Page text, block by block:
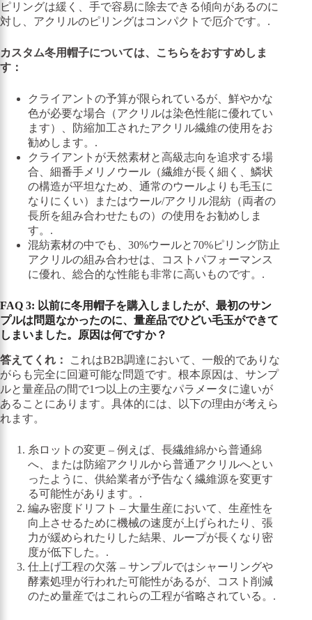
ピリングは緩く、手で容易に除去できる傾向があるのに
対し、アクリルのピリングはコンパクトで厄介です。.
カスタム冬用帽子については、こちらをおすすめしま
す：
クライアントの予算が限られているが、鮮やかな
色が必要な場合（アクリルは染色性能に優れてい
ます）、防縮加工されたアクリル繊維の使用をお
勧めします。.
クライアントが天然素材と高級志向を追求する場
合、細番手メリノウール（繊維が長く細く、鱗状
の構造が平坦なため、通常のウールよりも毛玉に
なりにくい）またはウール/アクリル混紡（両者の
長所を組み合わせたもの）の使用をお勧めしま
す。.
混紡素材の中でも、30%ウールと70%ピリング防止
アクリルの組み合わせは、コストパフォーマンス
に優れ、総合的な性能も非常に高いものです。.
FAQ 3: 以前に冬用帽子を購入しましたが、最初のサン
プルは問題なかったのに、量産品でひどい毛玉ができて
しまいました。原因は何ですか？
答えてくれ：
これはB2B調達において、一般的でありな
がらも完全に回避可能な問題です。根本原因は、サンプ
ルと量産品の間で1つ以上の主要なパラメータに違いが
あることにあります。具体的には、以下の理由が考えら
れます。
糸ロットの変更 – 例えば、長繊維綿から普通綿
へ、または防縮アクリルから普通アクリルへとい
ったように、供給業者が予告なく繊維源を変更す
る可能性があります。.
編み密度ドリフト – 大量生産において、生産性を
向上させるために機械の速度が上げられたり、張
力が緩められたりした結果、ループが長くなり密
度が低下した。.
仕上げ工程の欠落 – サンプルではシャーリングや
酵素処理が行われた可能性があるが、コスト削減
のため量産ではこれらの工程が省略されている。.